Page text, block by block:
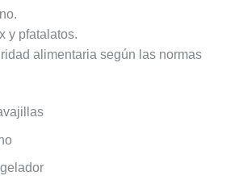
y pfatalatos.
alimentaria según las normas